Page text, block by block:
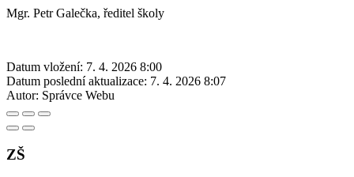
Mgr. Petr Galečka, ředitel školy
Datum vložení: 7. 4. 2026 8:00
Datum poslední aktualizace: 7. 4. 2026 8:07
Autor: Správce Webu
ZŠ